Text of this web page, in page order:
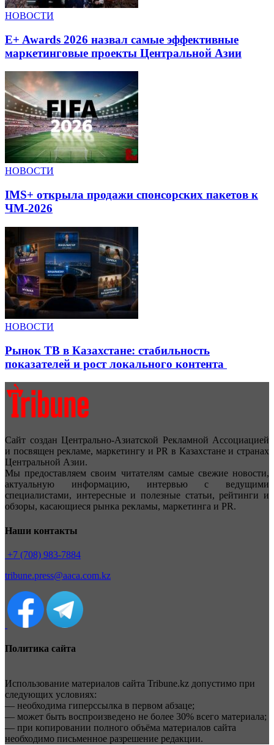
НОВОСТИ
E+ Awards 2026 назвал самые эффективные
маркетинговые проекты Центральной Азии
НОВОСТИ
IMS+ открыла продажи спонсорских пакетов к
ЧМ-2026
НОВОСТИ
Рынок ТВ в Казахстане: стабильность
показателей и рост локального контента
Сайт создан Центрально-Азиатской Рекламной Ассоциацией
и посвящен рекламе, маркетингу и PR в Казахстане и странах
Центральной Азии.
Мы предоставляем своим читателям самые свежие новости,
актуальную информацию, интервью с ведущими
специалистами, интересные и полезные статьи, рейтинги и
обзоры, касающиеся рынка рекламы, маркетинга и PR.
Наши контакты
+7 (708) 983-7884
tribune.press@aaca.com.kz
Политика сайта
Использование материалов сайта Tribune.kz допустимо при
следующих условиях:
— необходима гиперссылка в первом абзаце;
— может быть воспроизведено не более 30% всего материала;
— при копировании полного объёма материалов сайта
необходимо письменное разрешение редакции.